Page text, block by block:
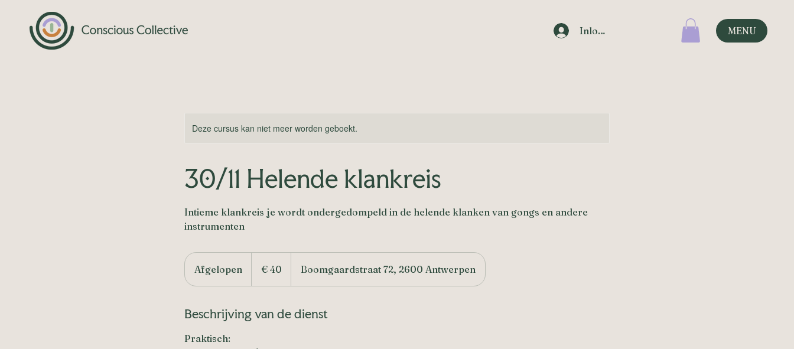
Inloggen MENU
Deze cursus kan niet meer worden geboekt.
30/11 Helende klankreis
Intieme klankreis je wordt ondergedompeld in de helende klanken van gongs en andere
instrumenten
Afgelopen
f
e
€ 40 Boomgaardstraat 72, 2600 Antwerpen
Beschrijving van de dienst
Praktisch: